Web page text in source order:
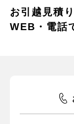
お引越見積
WEB・電話